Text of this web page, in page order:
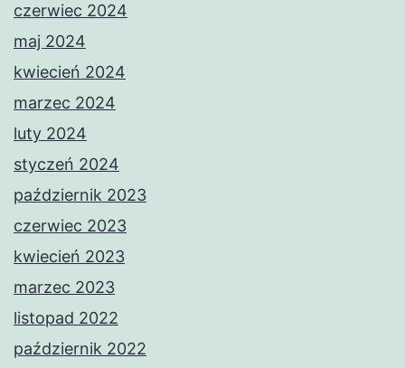
czerwiec 2024
maj 2024
kwiecień 2024
marzec 2024
luty 2024
styczeń 2024
październik 2023
czerwiec 2023
kwiecień 2023
marzec 2023
listopad 2022
październik 2022